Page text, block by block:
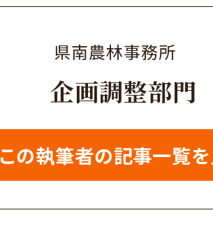
県南農林事務所
企画調整部門
この執筆者の記事一覧